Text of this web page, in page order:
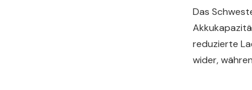
Das
reduzierte
wider,